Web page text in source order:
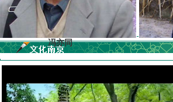
冯亦同